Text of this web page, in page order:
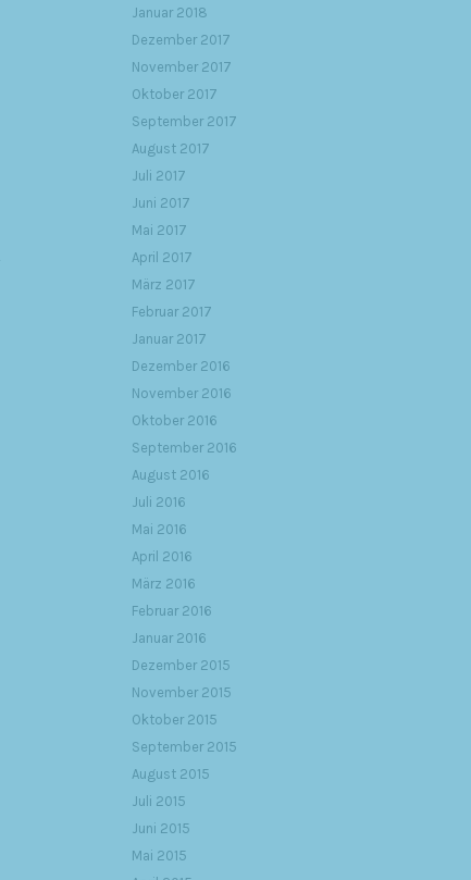
Januar 2018
Dezember 2017
November 2017
Oktober 2017
September 2017
August 2017
Juli 2017
Juni 2017
Mai 2017
April 2017
März 2017
Februar 2017
Januar 2017
Dezember 2016
November 2016
Oktober 2016
September 2016
August 2016
Juli 2016
Mai 2016
April 2016
März 2016
Februar 2016
Januar 2016
Dezember 2015
November 2015
Oktober 2015
September 2015
August 2015
Juli 2015
Juni 2015
Mai 2015